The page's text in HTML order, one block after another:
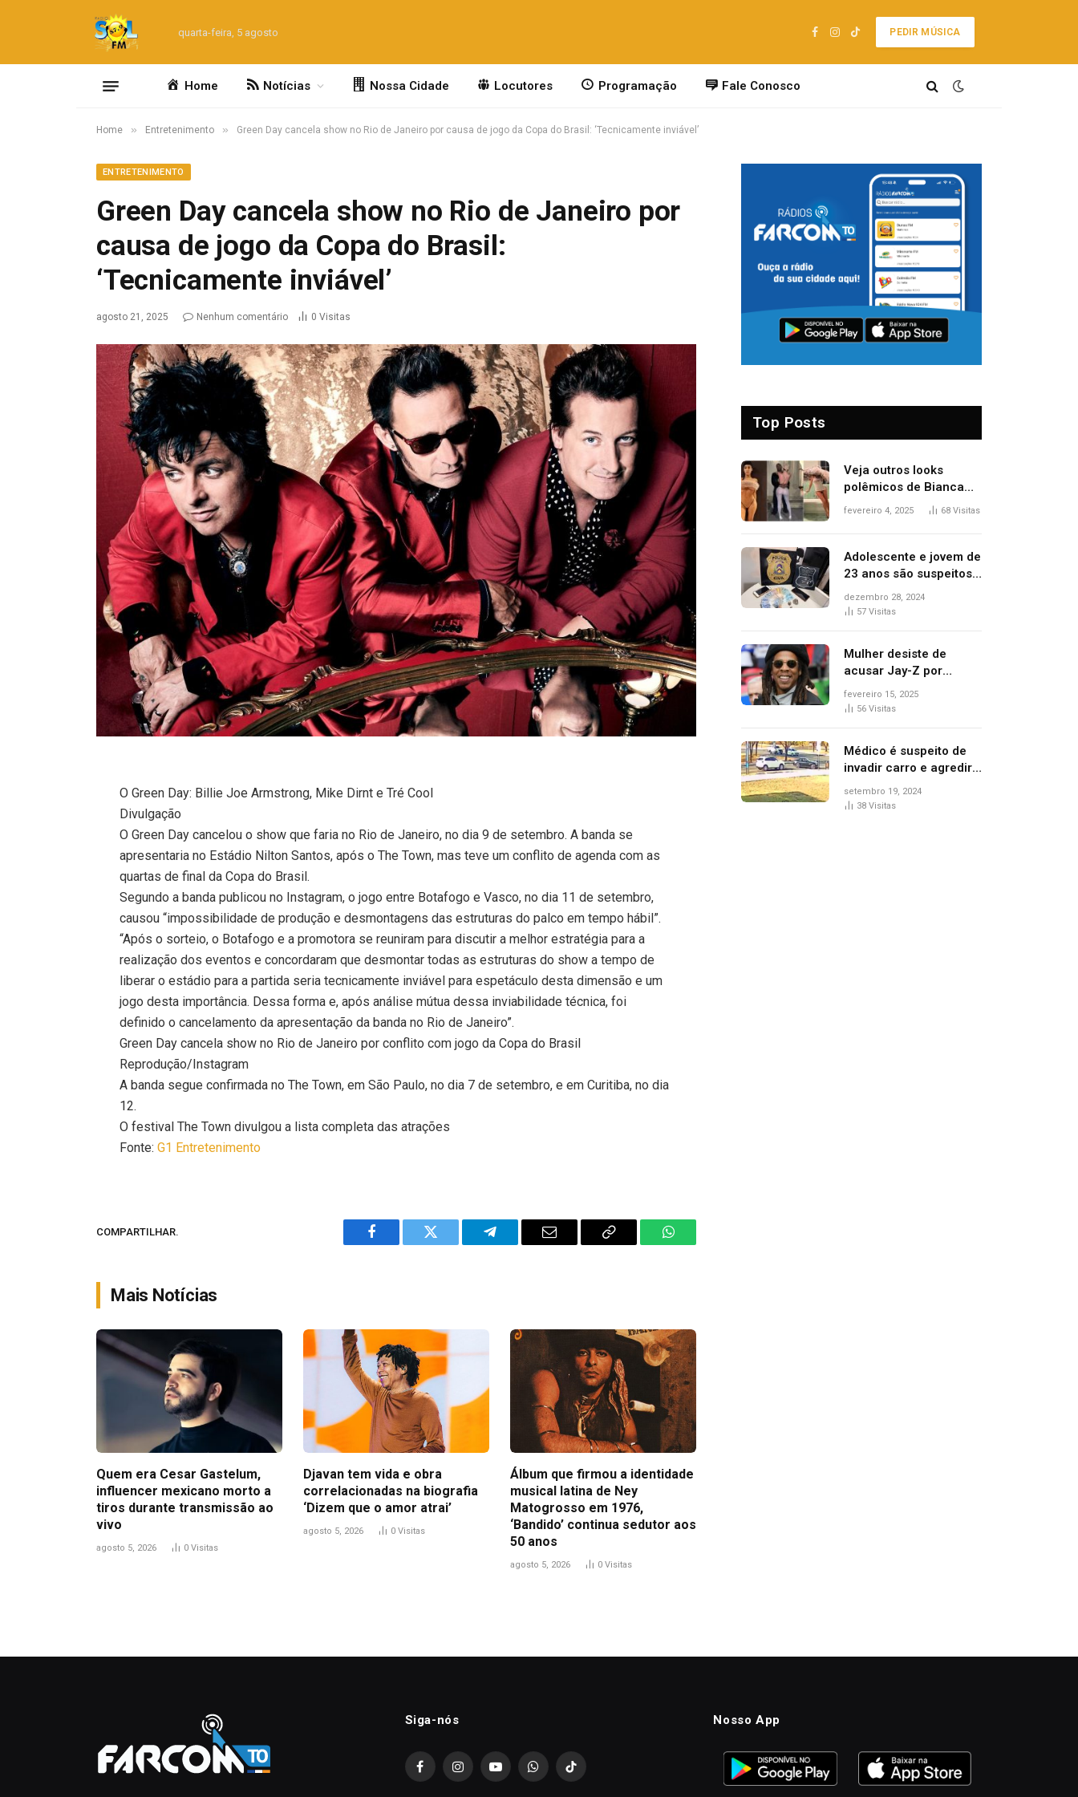
quarta-feira, 5 agosto
Facebook
Instagram
TikTok
PEDIR MÚSICA
Home Notícias Nossa Cidade Locutores Programação Fale Conosco
Home » Entretenimento » Green Day cancela show no Rio de Janeiro por causa de jogo da Copa do Brasil: ‘Tecnicamente inviável’
ENTRETENIMENTO
Green Day cancela show no Rio de Janeiro por
causa de jogo da Copa do Brasil:
‘Tecnicamente inviável’
agosto 21, 2025 Nenhum comentário 0 Visitas
O Green Day: Billie Joe Armstrong, Mike Dirnt e Tré Cool
Divulgação
O Green Day cancelou o show que faria no Rio de Janeiro, no dia 9 de setembro. A banda se
apresentaria no Estádio Nilton Santos, após o The Town, mas teve um conflito de agenda com as
quartas de final da Copa do Brasil.
Segundo a banda publicou no Instagram, o jogo entre Botafogo e Vasco, no dia 11 de setembro,
causou “impossibilidade de produção e desmontagens das estruturas do palco em tempo hábil”.
“Após o sorteio, o Botafogo e a promotora se reuniram para discutir a melhor estratégia para a
realização dos eventos e concordaram que desmontar todas as estruturas do show a tempo de
liberar o estádio para a partida seria tecnicamente inviável para espetáculo desta dimensão e um
jogo desta importância. Dessa forma e, após análise mútua dessa inviabilidade técnica, foi
definido o cancelamento da apresentação da banda no Rio de Janeiro”.
Green Day cancela show no Rio de Janeiro por conflito com jogo da Copa do Brasil
Reprodução/Instagram
A banda segue confirmada no The Town, em São Paulo, no dia 7 de setembro, e em Curitiba, no dia
12.
O festival The Town divulgou a lista completa das atrações
Fonte:G1 Entretenimento
COMPARTILHAR.
Facebook Twitter Telegram Email
Copy
WhatsApp
Mais Notícias
Quem era Cesar Gastelum,
influencer mexicano morto a
tiros durante transmissão ao
vivo
agosto 5, 2026 0 Visitas
Djavan tem vida e obra
correlacionadas na biografia
‘Dizem que o amor atrai’
agosto 5, 2026 0 Visitas
Álbum que firmou a identidade
musical latina de Ney
Matogrosso em 1976,
‘Bandido’ continua sedutor aos
50 anos
agosto 5, 2026 0 Visitas
Top Posts
Veja outros looks
polêmicos de Bianca
Censori, esposa de
Grammy 2025
fevereiro 4, 2025 68 Visitas
Adolescente e jovem de
23 anos são suspeitos
de vender drogas
próximo de delegacia e
dezembro 28, 2024
57 Visitas
Mulher desiste de
acusar Jay-Z por
estupro, diz revista
fevereiro 15, 2025
56 Visitas
Médico é suspeito de
invadir carro e agredir
delegado aposentado
durante confusão no
setembro 19, 2024
38 Visitas
Siga-nós
FacebookInstagramYouTubeWhatsAppTikTok
Nosso App